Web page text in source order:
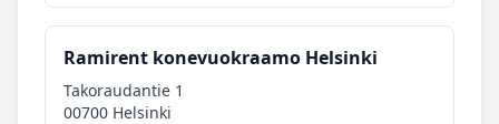
Ramirent konevuokraamo Helsinki
Takoraudantie 1
00700 Helsinki